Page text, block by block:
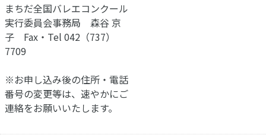
まちだ全国バレエコンクール
実行委員会事務局 森谷 京
子 Fax・Tel 042（737）
7709
※お申し込み後の住所・電話
番号の変更等は、速やかにご
連絡をお願いいたします。